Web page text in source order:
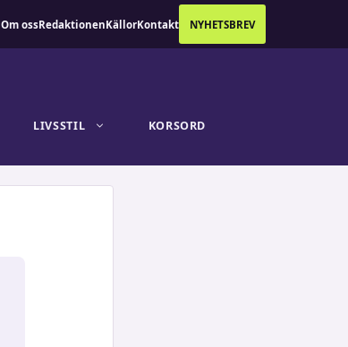
Om ossRedaktionenKällorKontakt NYHETSBREV
LIVSSTIL KORSORD